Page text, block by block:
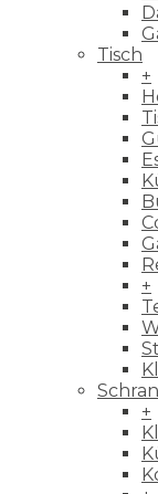
Tisch
+
+
+